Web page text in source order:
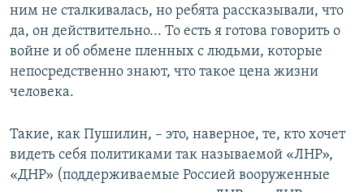
ним не сталкивалась, но ребята рассказывали, что
да, он действительно... То есть я готова говорить о
войне и об обмене пленных с людьми, которые
непосредственно знают, что такое цена жизни
человека.
Такие, как Пушилин, – это, наверное, те, кто хочет
видеть себя политиками так называемой «ЛНР»,
«ДНР» (поддерживаемые Россией вооруженные